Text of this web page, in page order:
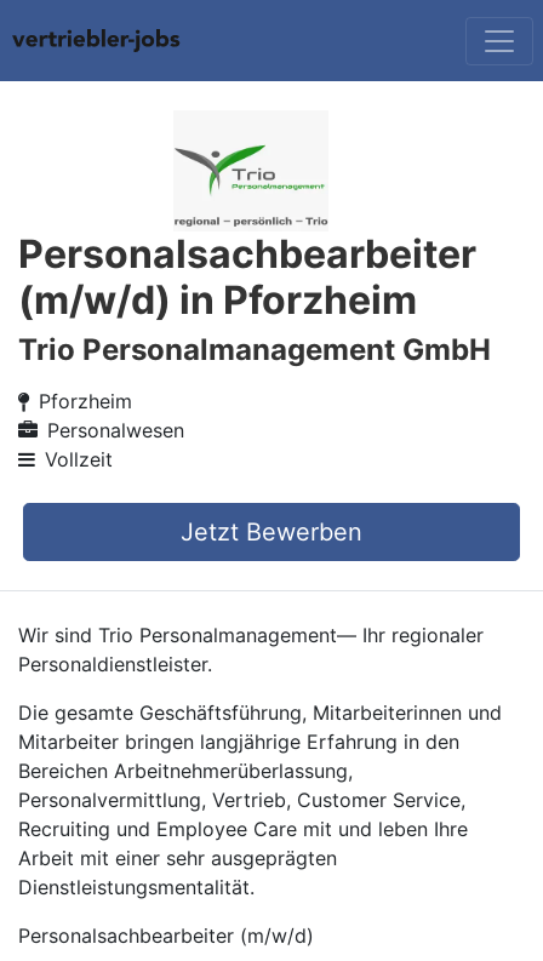
Personalsachbearbeiter
(m/w/d) in Pforzheim
Trio Personalmanagement GmbH
Pforzheim
Personalwesen
Vollzeit
Jetzt Bewerben
Wir sind Trio Personalmanagement— Ihr regionaler
Personaldienstleister.
Die gesamte Geschäftsführung, Mitarbeiterinnen und
Mitarbeiter bringen langjährige Erfahrung in den
Bereichen Arbeitnehmerüberlassung,
Personalvermittlung, Vertrieb, Customer Service,
Recruiting und Employee Care mit und leben Ihre
Arbeit mit einer sehr ausgeprägten
Dienstleistungsmentalität.
Personalsachbearbeiter (m/w/d)